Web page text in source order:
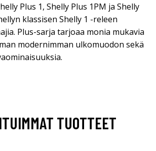
Plus 1, Shelly Plus 1PM ja Shelly
klassisen Shelly 1 -releen
Plus-sarja tarjoaa monia mukavia
modernimman ulkomuodon sekä
TUOTTEET